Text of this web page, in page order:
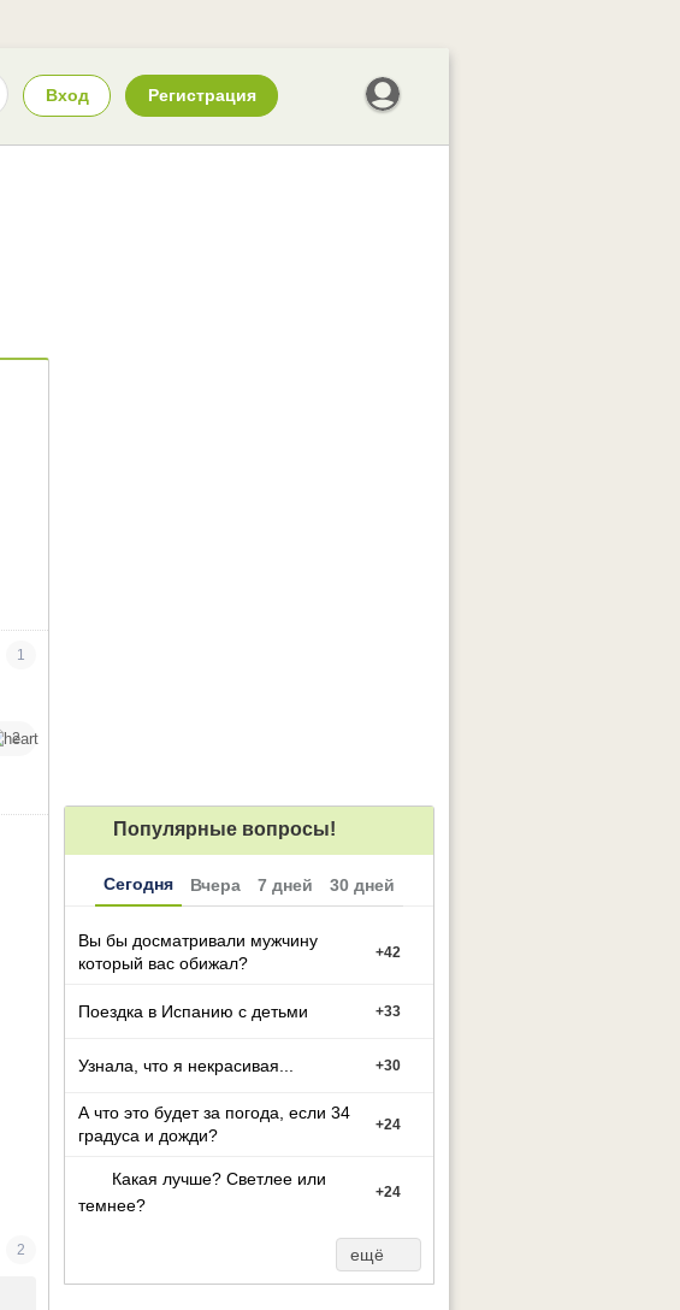
Вход Регистрация
1
2
2
Популярные вопросы!
Сегодня Вчера 7 дней 30 дней
Вы бы досматривали мужчину
который вас обижал?
+42
Поездка в Испанию с детьми +33
Узнала, что я некрасивая... +30
А что это будет за погода, если 34
градуса и дожди?
+24
Какая лучше? Светлее или
темнее?
+24
ещё